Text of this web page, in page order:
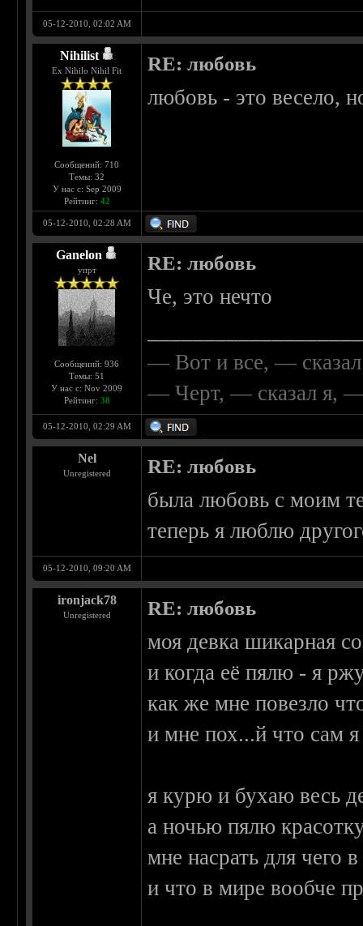
05-12-2010, 02:02 AM
Nihilist
Ex Nihilo Nihil Fit
Сообщений: 710
Темы: 32
У нас с: Sep 2009
Рейтинг: 42
RE: любовь
любовь - это весело,
05-12-2010, 02:28 AM
Ganelon
упрт
Сообщений: 936
Темы: 51
У нас с: Nov 2009
Рейтинг: 38
RE: любовь
Че, это нечто
— Вот и все, —
— Черт, — сказал я, —
05-12-2010, 02:29 AM
Nel
Unregistered RE: любовь
была любовь с моим
теперь я люблю
05-12-2010, 09:20 AM
ironjack78
Unregistered RE: любовь
моя девка шикарная
и когда её пялю - я
как же мне повезло
и мне пох...й что сам
я курю и бухаю весь
а ночью пялю
мне насрать для чего
и что в мире вообче